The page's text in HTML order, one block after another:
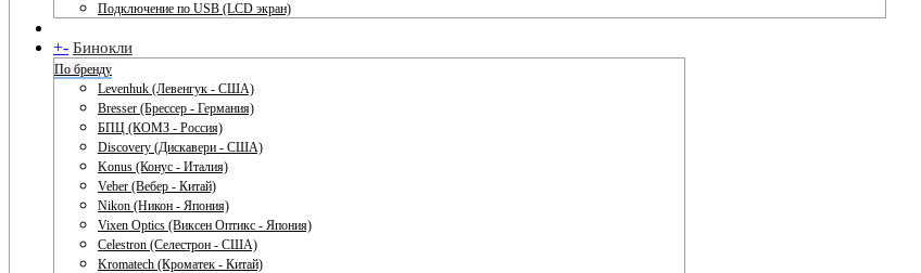
Подключение по USB (LCD экран)
+- Бинокли
По бренду
Levenhuk (Левенгук - США)
Bresser (Брессер - Германия)
БПЦ (КОМЗ - Россия)
Discovery (Дискавери - США)
Konus (Конус - Италия)
Veber (Вебер - Китай)
Nikon (Никон - Япония)
Vixen Optics (Виксен Оптикс - Япония)
Celestron (Селестрон - США)
Kromatech (Кроматек - Китай)